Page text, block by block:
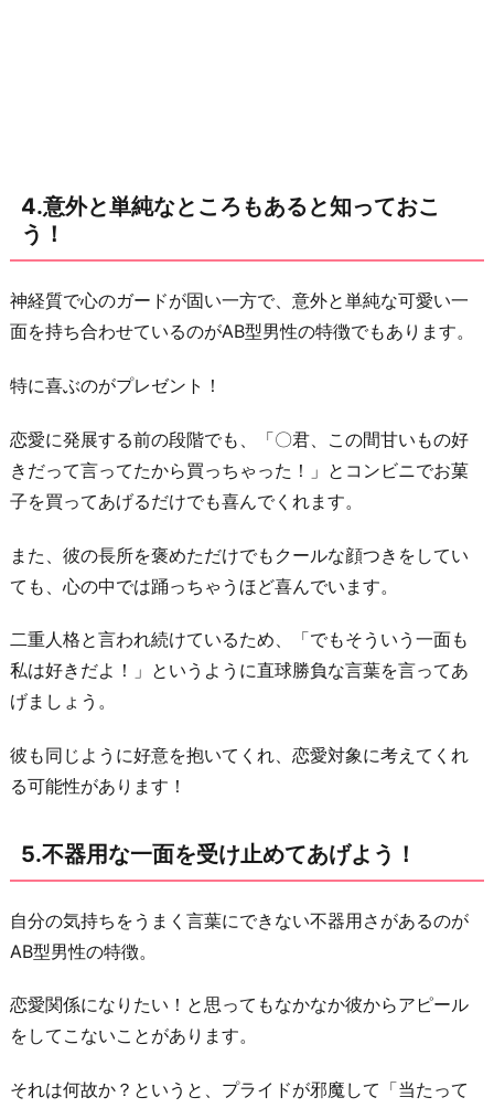
6.
ロ
ン
チ
ス
な
一
面
あ
る
こ
と
を
喜
ぼ
う！
頑
固
一
も
受
入
4.意外と単純なところもあると知っておこ
う！
神経質で心のガードが固い一方で、意外と単純な可愛い一
面を持ち合わせているのがAB型男性の特徴でもあります。
特に喜ぶのがプレゼント！
恋愛に発展する前の段階でも、「〇君、この間甘いもの好
きだって言ってたから買っちゃった！」とコンビニでお菓
子を買ってあげるだけでも喜んでくれます。
また、彼の長所を褒めただけでもクールな顔つきをしてい
ても、心の中では踊っちゃうほど喜んでいます。
二重人格と言われ続けているため、「でもそういう一面も
私は好きだよ！」というように直球勝負な言葉を言ってあ
げましょう。
彼も同じように好意を抱いてくれ、恋愛対象に考えてくれ
る可能性があります！
5.不器用な一面を受け止めてあげよう！
自分の気持ちをうまく言葉にできない不器用さがあるのが
AB型男性の特徴。
恋愛関係になりたい！と思ってもなかなか彼からアピール
をしてこないことがあります。
それは何故か？というと、プライドが邪魔して「当たって